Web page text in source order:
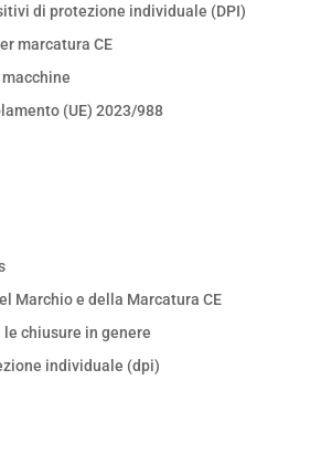
di protezione individuale (DPI)
marcatura CE
(UE) 2023/988
Marchio e della Marcatura CE
chiusure in genere
individuale (dpi)